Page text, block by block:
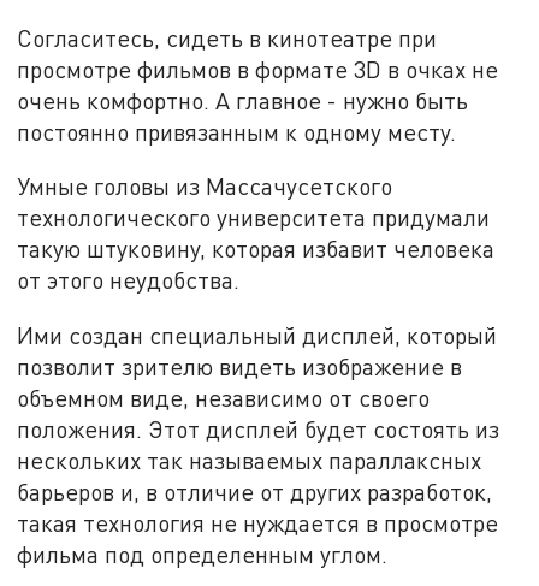
Согласитесь, сидеть в кинотеатре при
просмотре фильмов в формате 3D в очках не
очень комфортно. А главное - нужно быть
постоянно привязанным к одному месту.
Умные головы из Массачусетского
технологического университета придумали
такую штуковину, которая избавит человека
от этого неудобства.
Ими создан специальный дисплей, который
позволит зрителю видеть изображение в
объемном виде, независимо от своего
положения. Этот дисплей будет состоять из
нескольких так называемых параллаксных
барьеров и, в отличие от других разработок,
такая технология не нуждается в просмотре
фильма под определенным углом.